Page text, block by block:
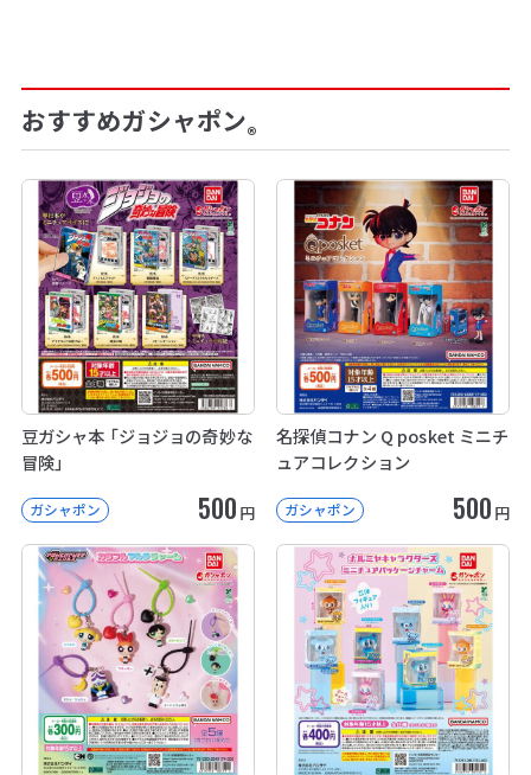
おすすめガシャポン®
豆ガシャ本 「ジョジョの奇妙な
冒険」
ガシャポン 500 円
名探偵コナン Q posket ミニチ
ュアコレクション
ガシャポン 500 円